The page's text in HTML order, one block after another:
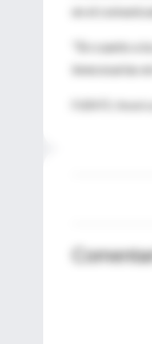
en el
"En cuanto a
innecesarias
FUENTE: